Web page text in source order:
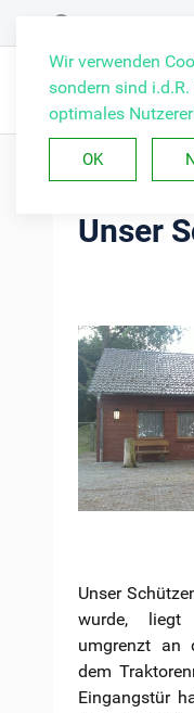
Wir verwenden
sondern sind
optimales
OK
Unser
Unser
wurde, liegt
umgrenzt an
dem
Eingangstür